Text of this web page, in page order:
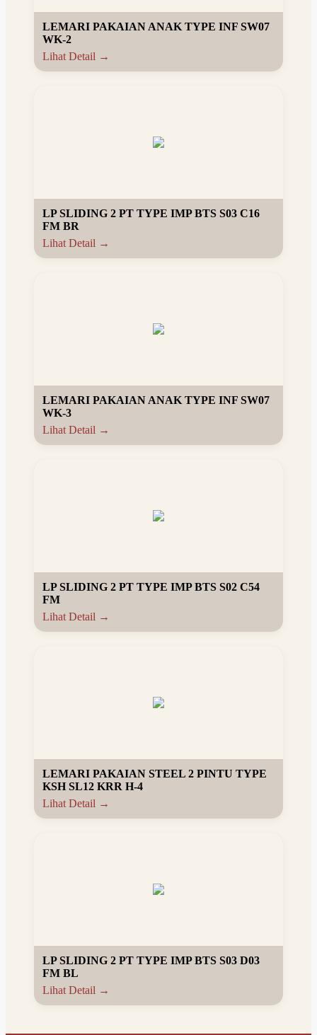
LEMARI PAKAIAN ANAK TYPE INF SW07
WK-2
Lihat Detail →
LP SLIDING 2 PT TYPE IMP BTS S03 C16
FM BR
Lihat Detail →
LEMARI PAKAIAN ANAK TYPE INF SW07
WK-3
Lihat Detail →
LP SLIDING 2 PT TYPE IMP BTS S02 C54
FM
Lihat Detail →
LEMARI PAKAIAN STEEL 2 PINTU TYPE
KSH SL12 KRR H-4
Lihat Detail →
LP SLIDING 2 PT TYPE IMP BTS S03 D03
FM BL
Lihat Detail →